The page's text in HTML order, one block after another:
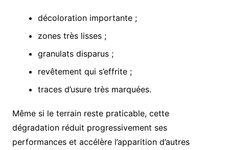
décoloration importante ;
zones très lisses ;
granulats disparus ;
revêtement qui s’effrite ;
traces d’usure très marquées.
Même si le terrain reste praticable, cette
dégradation réduit progressivement ses
performances et accélère l’apparition d’autres